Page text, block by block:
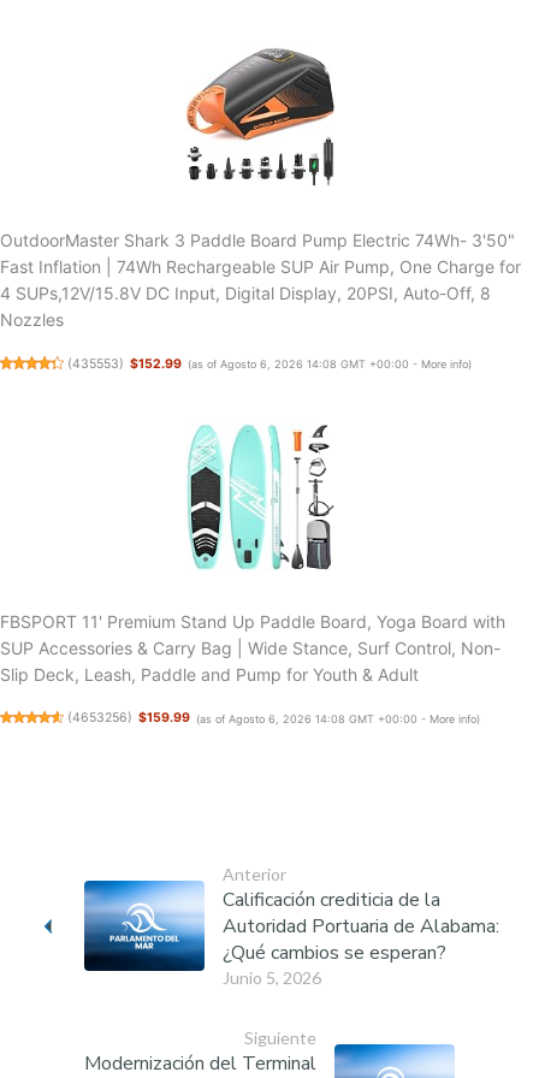
OutdoorMaster Shark 3 Paddle Board Pump Electric 74Wh- 3'50"
Fast Inflation | 74Wh Rechargeable SUP Air Pump, One Charge for
4 SUPs,12V/15.8V DC Input, Digital Display, 20PSI, Auto-Off, 8
Nozzles
(435553) $152.99 (as of Agosto 6, 2026 14:08 GMT +00:00 - More info)
FBSPORT 11' Premium Stand Up Paddle Board, Yoga Board with
SUP Accessories & Carry Bag | Wide Stance, Surf Control, Non-
Slip Deck, Leash, Paddle and Pump for Youth & Adult
(4653256) $159.99 (as of Agosto 6, 2026 14:08 GMT +00:00 - More info)
Anterior
Junio 5, 2026
Calificación crediticia de la
Autoridad Portuaria de Alabama:
¿Qué cambios se esperan?
Siguiente
Modernización del Terminal